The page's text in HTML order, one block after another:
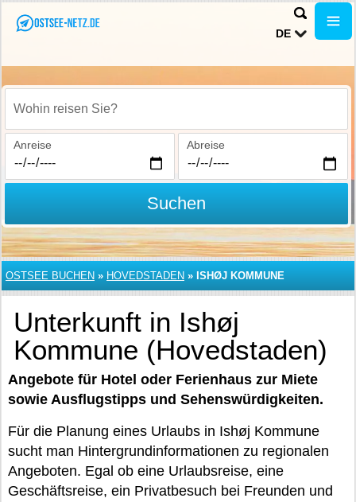
DE
Wohin reisen Sie?
Anreise Abreise
Suchen
OSTSEE BUCHEN » HOVEDSTADEN » ISHØJ KOMMUNE
Unterkunft in Ishøj
Kommune (Hovedstaden)
Angebote für Hotel oder Ferienhaus zur Miete
sowie Ausflugstipps und Sehenswürdigkeiten.
Für die Planung eines Urlaubs in Ishøj Kommune
sucht man Hintergrundinformationen zu regionalen
Angeboten. Egal ob eine Urlaubsreise, eine
Geschäftsreise, ein Privatbesuch bei Freunden und